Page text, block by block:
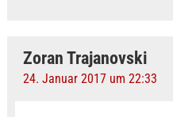
Zoran Trajanovski
24. Januar 2017 um 22:33